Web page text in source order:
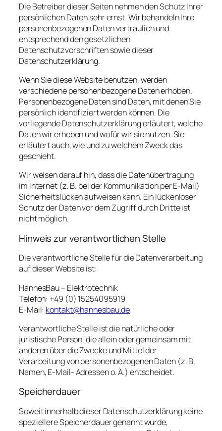
Die Betreiber dieser Seiten nehmen den Schutz Ihrer
persönlichen Daten sehr ernst. Wir behandeln Ihre
personenbezogenen Daten vertraulich und
entsprechend den gesetzlichen
Datenschutzvorschriften sowie dieser
Datenschutzerklärung.
Wenn Sie diese Website benutzen, werden
verschiedene personenbezogene Daten erhoben.
Personenbezogene Daten sind Daten, mit denen Sie
persönlich identifiziert werden können. Die
vorliegende Datenschutzerklärung erläutert, welche
Daten wir erheben und wofür wir sie nutzen. Sie
erläutert auch, wie und zu welchem Zweck das
geschieht.
Wir weisen darauf hin, dass die Datenübertragung
im Internet (z. B. bei der Kommunikation per E-Mail)
Sicherheitslücken aufweisen kann. Ein lückenloser
Schutz der Daten vor dem Zugriff durch Dritte ist
nicht möglich.
Hinweis zur verantwortlichen Stelle
Die verantwortliche Stelle für die Datenverarbeitung
auf dieser Website ist:
HannesBau – Elektrotechnik
Telefon: +49 (0) 15254095919
E-Mail: kontakt@hannesbau.de
Verantwortliche Stelle ist die natürliche oder
juristische Person, die allein oder gemeinsam mit
anderen über die Zwecke und Mittel der
Verarbeitung von personenbezogenen Daten (z. B.
Namen, E-Mail- Adressen o. Ä.) entscheidet.
Speicherdauer
Soweit innerhalb dieser Datenschutzerklärung keine
speziellere Speicherdauer genannt wurde,